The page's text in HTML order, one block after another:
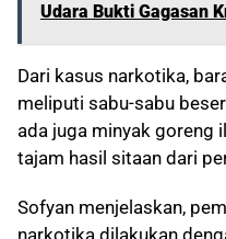
Udara Bukti Gagasan
Dari kasus narkotika,
meliputi sabu-sabu
ada juga minyak goreng
tajam hasil sitaan dari
Sofyan menjelaskan,